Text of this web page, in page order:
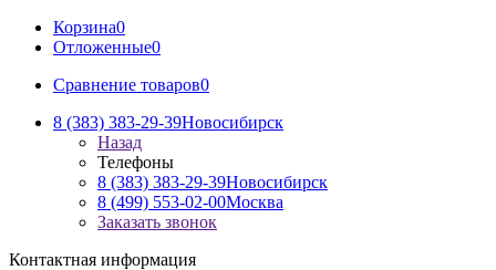
Корзина0
Отложенные0
Сравнение товаров0
8 (383) 383-29-39Новосибирск
Назад
Телефоны
8 (383) 383-29-39Новосибирск
8 (499) 553-02-00Москва
Заказать звонок
Контактная информация